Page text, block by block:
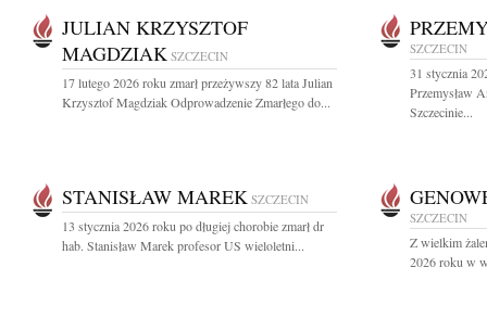
JULIAN KRZYSZTOF
MAGDZIAK SZCZECIN
17 lutego 2026 roku zmarł przeżywszy 82 lata Julian
Krzysztof Magdziak Odprowadzenie Zmarłego do...
SZCZECIN
31 stycznia
Przemysław
Szczecinie...
STANISŁAW MAREK SZCZECIN
13 stycznia 2026 roku po długiej chorobie zmarł dr
hab. Stanisław Marek profesor US wieloletni...
SZCZECIN
Z wielkim
2026 roku w